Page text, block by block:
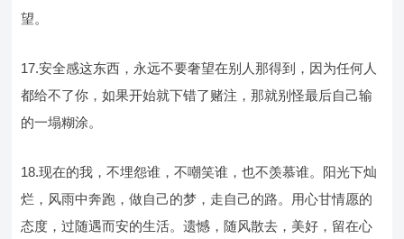
望。
17.安全感这东西，永远不要奢望在别人那得到，因为任何人
都给不了你，如果开始就下错了赌注，那就别怪最后自己输
的一塌糊涂。
18.现在的我，不埋怨谁，不嘲笑谁，也不羡慕谁。阳光下灿
烂，风雨中奔跑，做自己的梦，走自己的路。用心甘情愿的
态度，过随遇而安的生活。遗憾，随风散去，美好，留在心